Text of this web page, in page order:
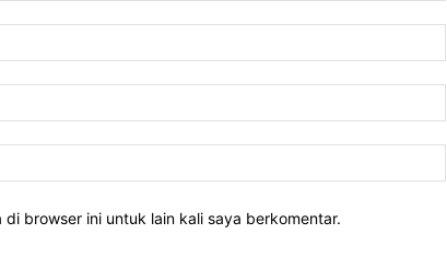
browser ini untuk lain kali saya berkomentar.